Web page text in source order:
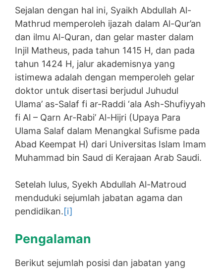
Sejalan dengan hal ini, Syaikh Abdullah Al-
Mathrud memperoleh ijazah dalam Al-Qur’an
dan ilmu Al-Quran, dan gelar master dalam
Injil Matheus, pada tahun 1415 H, dan pada
tahun 1424 H, jalur akademisnya yang
istimewa adalah dengan memperoleh gelar
doktor untuk disertasi berjudul Juhudul
Ulama’ as-Salaf fi ar-Raddi ‘ala Ash-Shufiyyah
fi Al – Qarn Ar-Rabi’ Al-Hijri (Upaya Para
Ulama Salaf dalam Menangkal Sufisme pada
Abad Keempat H) dari Universitas Islam Imam
Muhammad bin Saud di Kerajaan Arab Saudi.
Setelah lulus, Syekh Abdullah Al-Matroud
menduduki sejumlah jabatan agama dan
pendidikan.[i]
Pengalaman
Berikut sejumlah posisi dan jabatan yang